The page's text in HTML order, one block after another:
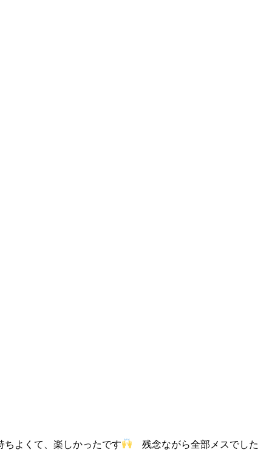
よくて、楽しかったです 残念ながら全部メスでした